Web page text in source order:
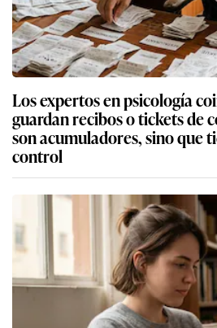
Los expertos en psicología
guardan recibos o tickets de
son acumuladores, sino que
control